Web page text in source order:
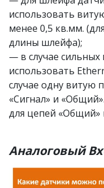
использовать
менее 0,5 кв.мм.
длины шлейфа);
— в случае сильных
использовать
случае одну витую
«Сигнал» и
для цепей «Общий»
Аналоговый